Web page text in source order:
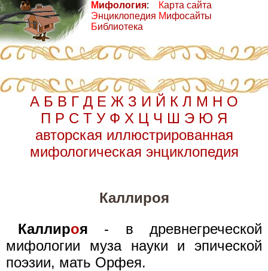
Мифология:
Энциклопедия
Библиотека
Карта сайта
Мифосайты
А Б В Г Д Е Ж З И Й К Л М Н О
П Р С Т У Ф Х Ц Ч Ш Э Ю Я
авторская иллюстрированная
мифологическая энциклопедия
Каллироя
Каллироя - в древнегреческой
мифологии муза науки и эпической
поэзии, мать Орфея.